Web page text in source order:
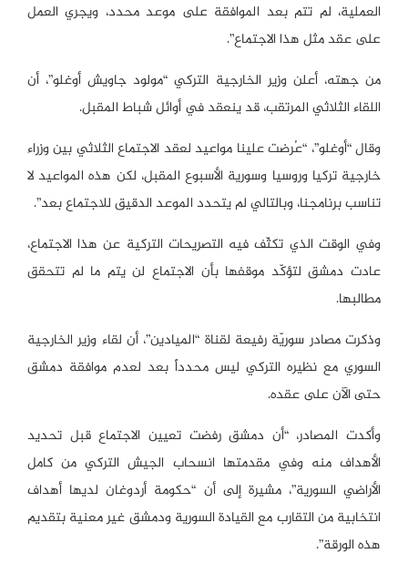
العملية، لم تتم بعد الموافقة على موعد محدد، ويجري العمل
على عقد مثل هذا الاجتماع”.
من جهته، أعلن وزير الخارجية التركي “مولود جاويش أوغلو”، أن
اللقاء الثلاثي المرتقب، قد ينعقد في أوائل شباط المقبل.
وقال “أوغلو”، “عُرضت علينا مواعيد لعقد الاجتماع الثلاثي بين وزراء
خارجية تركيا وروسيا وسورية الأسبوع المقبل، لكن هذه المواعيد لا
تناسب برنامجنا، وبالتالي لم يتحدد الموعد الدقيق للاجتماع بعد”.
وفي الوقت الذي تكثّف فيه التصريحات التركية عن هذا الاجتماع،
عادت دمشق لتؤكّد موقفها بأن الاجتماع لن يتم ما لم تتحقق
مطالبها.
وذكرت مصادر سوريّة رفيعة لقناة “الميادين”، أن لقاء وزير الخارجية
السوري مع نظيره التركي ليس محدداً بعد لعدم موافقة دمشق
حتى الآن على عقده.
وأكدت المصادر، “أن دمشق رفضت تعيين الاجتماع قبل تحديد
الأهداف منه وفي مقدمتها انسحاب الجيش التركي من كامل
الأراضي السورية”، مشيرة إلى أن “حكومة أردوغان لديها أهداف
انتخابية من التقارب مع القيادة السورية ودمشق غير معنية بتقديم
هذه الورقة”.